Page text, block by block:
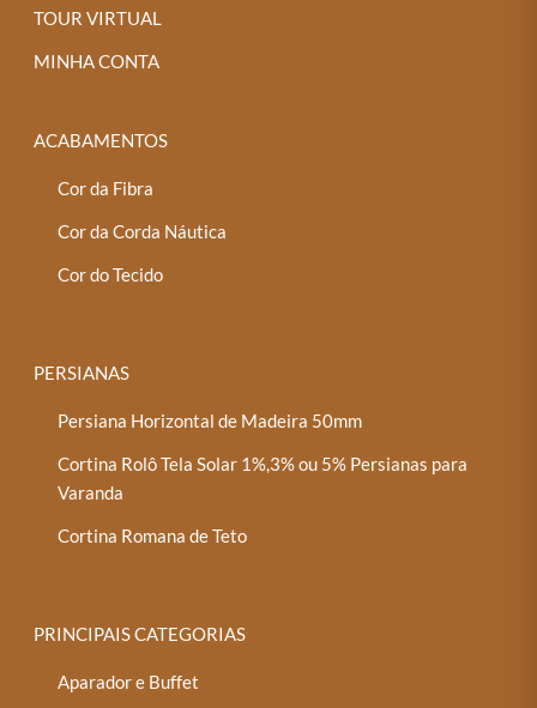
TOUR VIRTUAL
MINHA CONTA
ACABAMENTOS
Cor da Fibra
Cor da Corda Náutica
Cor do Tecido
PERSIANAS
Persiana Horizontal de Madeira 50mm
Cortina Rolô Tela Solar 1%,3% ou 5% Persianas para
Varanda
Cortina Romana de Teto
PRINCIPAIS CATEGORIAS
Aparador e Buffet